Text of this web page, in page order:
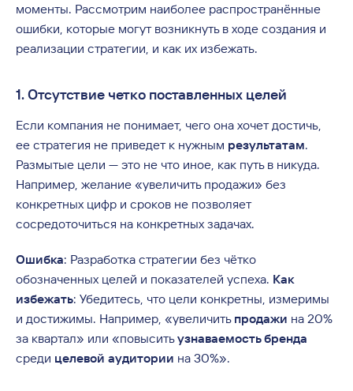
моменты. Рассмотрим наиболее распространённые
ошибки, которые могут возникнуть в ходе создания и
реализации стратегии, и как их избежать.
1. Отсутствие четко поставленных целей
Если компания не понимает, чего она хочет достичь,
ее стратегия не приведет к нужным результатам.
Размытые цели — это не что иное, как путь в никуда.
Например, желание «увеличить продажи» без
конкретных цифр и сроков не позволяет
сосредоточиться на конкретных задачах.
Ошибка: Разработка стратегии без чётко
обозначенных целей и показателей успеха. Как
избежать: Убедитесь, что цели конкретны, измеримы
и достижимы. Например, «увеличить продажи на 20%
за квартал» или «повыситьузнаваемость бренда
среди целевой аудитории на 30%».